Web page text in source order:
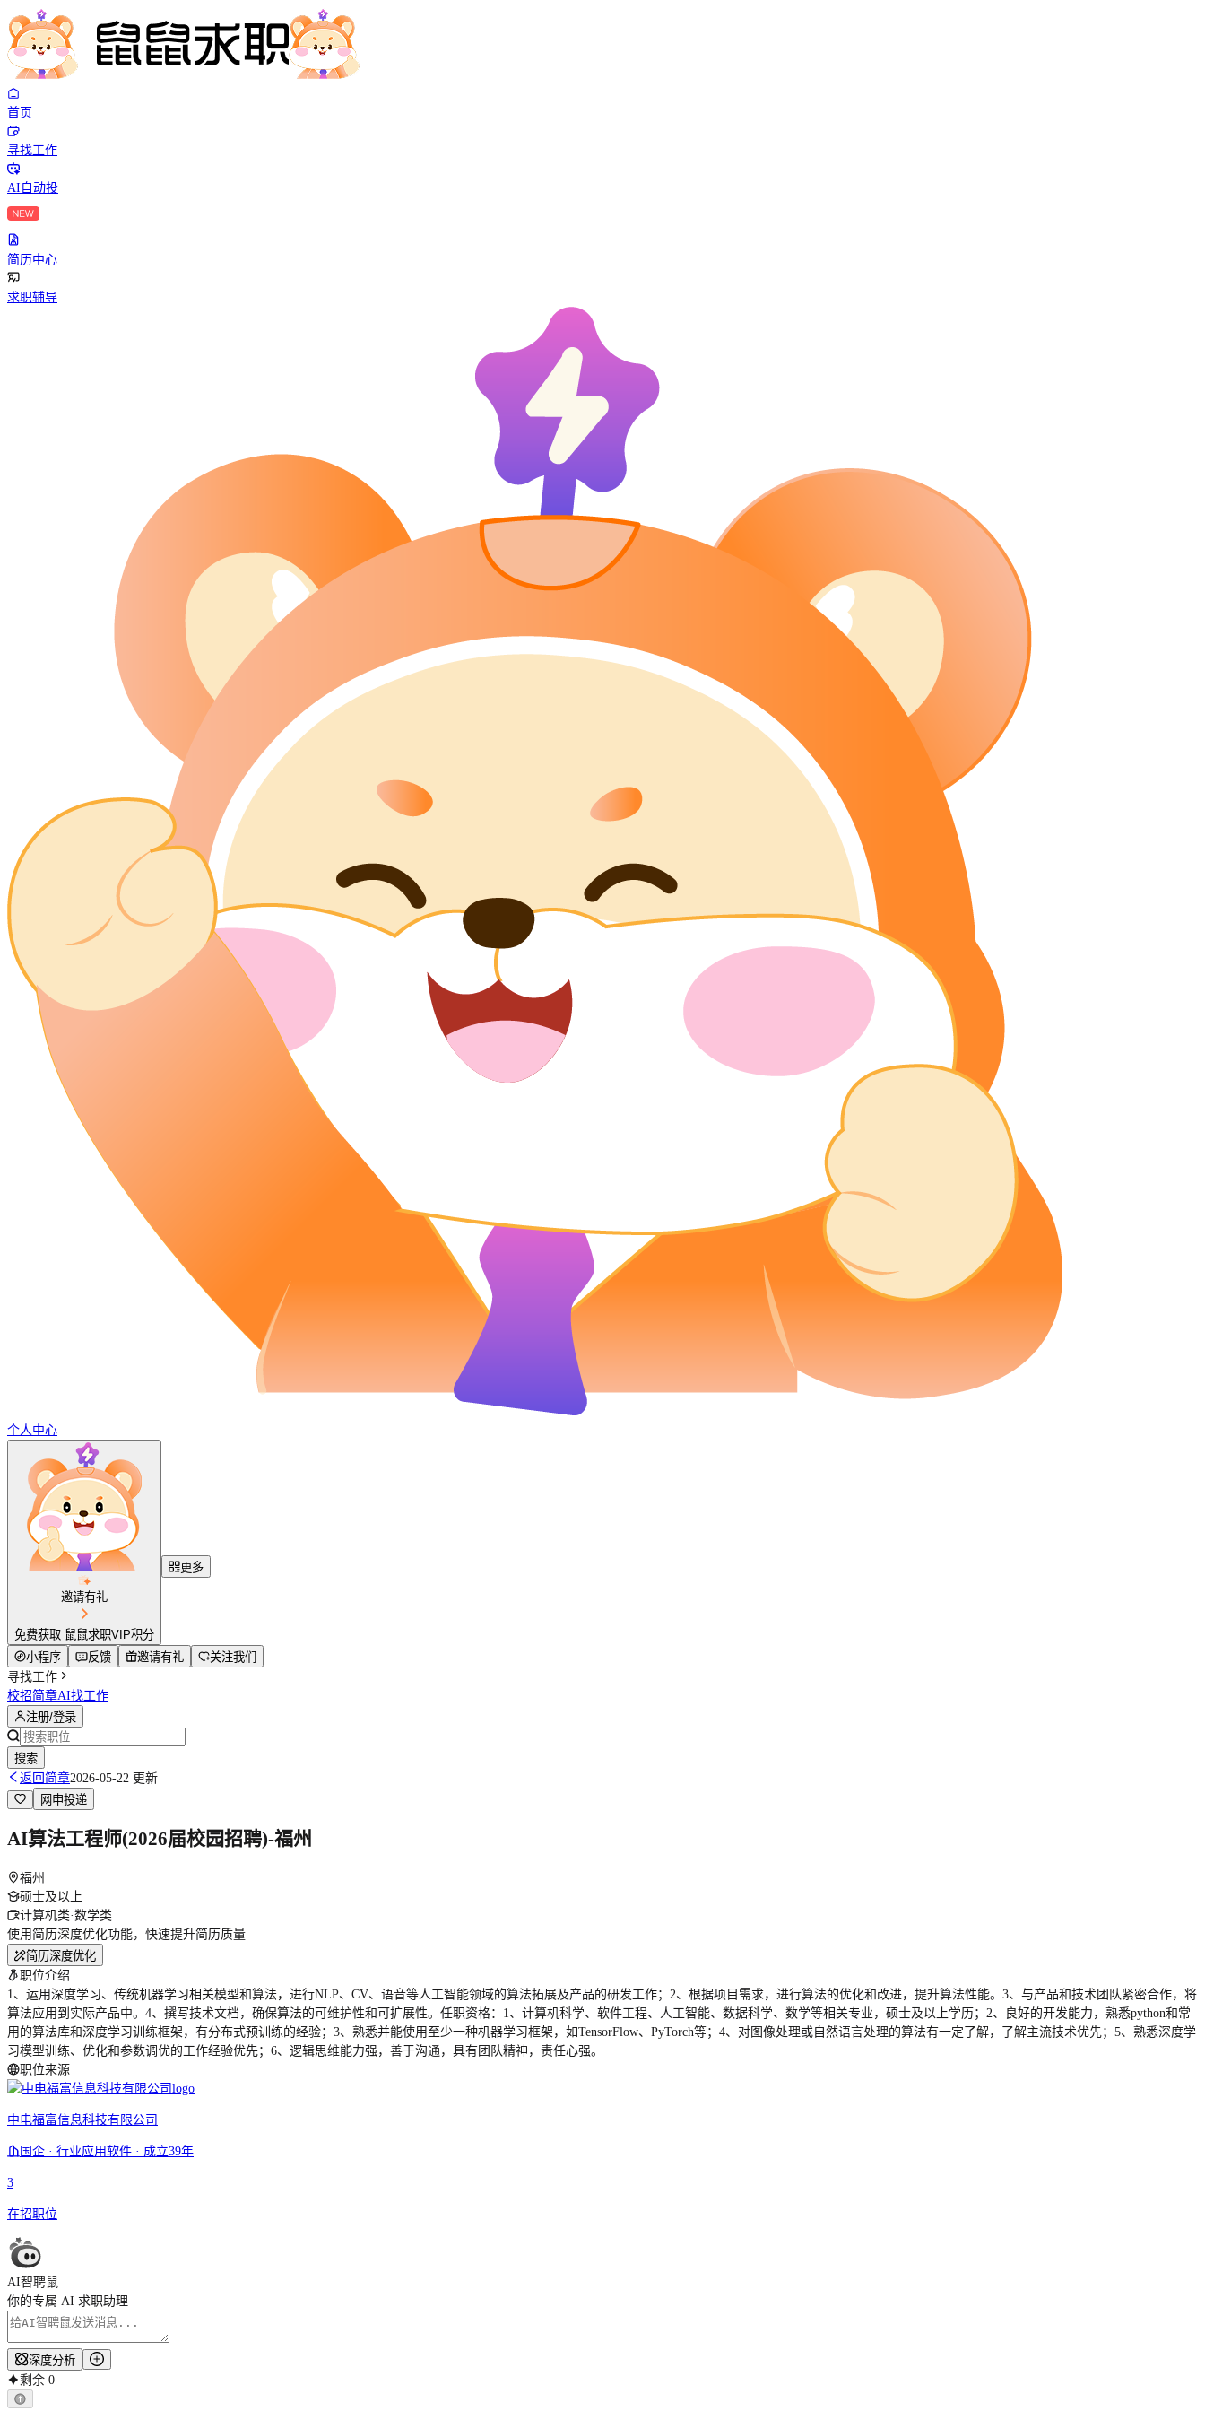
首页
寻找工作
AI自动投
简历中心
求职辅导
个人中心
邀请有礼
免费获取 鼠鼠求职VIP积分
更多
小程序 反馈 邀请有礼
关注我们
寻找工作
校招简章AI找工作
注册/登录
搜索
返回简章2026-05-22 更新
网申投递
AI算法工程师(2026届校园招聘)-福州
福州
硕士及以上
计算机类·数学类
使用简历深度优化功能，快速提升简历质量
简历深度优化
职位介绍
1、运用深度学习、传统机器学习相关模型和算法，进行NLP、CV、语音等人工智能领域的算法拓展及产品的研发工作；2、根据项目需求，进行算法的优化和改进，提升算法性能。3、与产品和技术团队紧密合作，将
算法应用到实际产品中。4、撰写技术文档，确保算法的可维护性和可扩展性。任职资格：1、计算机科学、软件工程、人工智能、数据科学、数学等相关专业，硕士及以上学历；2、良好的开发能力，熟悉python和常
用的算法库和深度学习训练框架，有分布式预训练的经验；3、熟悉并能使用至少一种机器学习框架，如TensorFlow、PyTorch等；4、对图像处理或自然语言处理的算法有一定了解，了解主流技术优先；5、熟悉深度学
习模型训练、优化和参数调优的工作经验优先；6、逻辑思维能力强，善于沟通，具有团队精神，责任心强。
职位来源
中电福富信息科技有限公司
国企 · 行业应用软件 · 成立39年
3
在招职位
AI智聘鼠
你的专属 AI 求职助理
深度分析
剩余 0